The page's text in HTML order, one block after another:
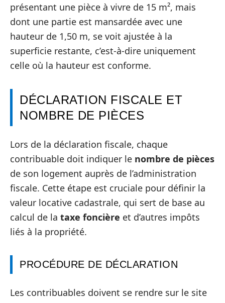
présentant une pièce à vivre de 15 m², mais
dont une partie est mansardée avec une
hauteur de 1,50 m, se voit ajustée à la
superficie restante, c’est-à-dire uniquement
celle où la hauteur est conforme.
DÉCLARATION FISCALE ET
NOMBRE DE PIÈCES
Lors de la déclaration fiscale, chaque
contribuable doit indiquer le nombre de pièces
de son logement auprès de l’administration
fiscale. Cette étape est cruciale pour définir la
valeur locative cadastrale, qui sert de base au
calcul de la taxe foncière et d’autres impôts
liés à la propriété.
PROCÉDURE DE DÉCLARATION
Les contribuables doivent se rendre sur le site